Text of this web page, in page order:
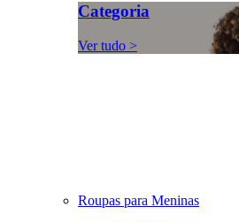
Categoria
Ver tudo >
Roupas para Meninas